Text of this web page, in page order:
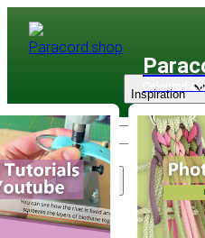
Coloured
Sortiment
Inspiration